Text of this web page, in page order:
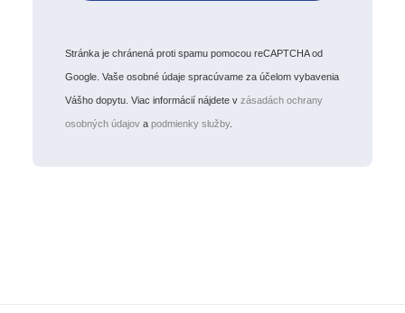
Stránka je chránená proti spamu pomocou reCAPTCHA od
Google. Vaše osobné údaje spracúvame za účelom vybavenia
Vášho dopytu. Viac informácií nájdete v zásadách ochrany
osobných údajov a podmienky služby.